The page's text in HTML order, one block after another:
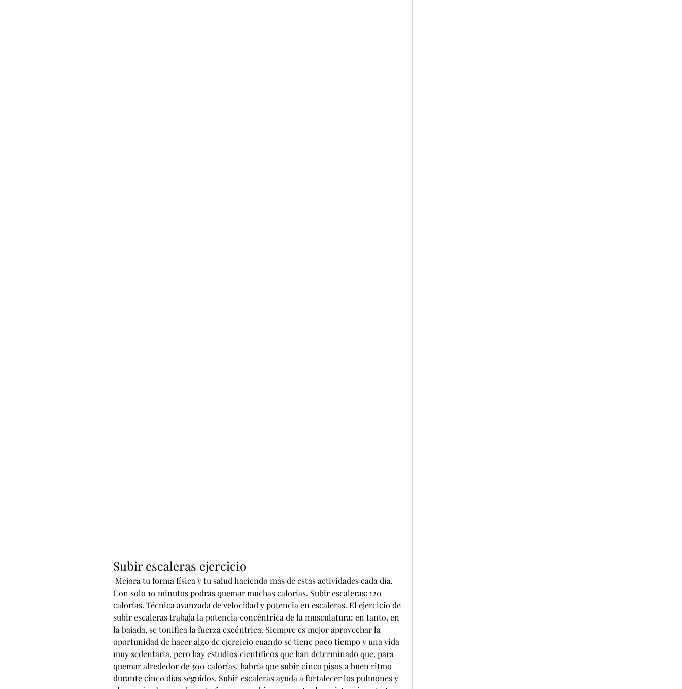
Subir escaleras ejercicio
Con solo 10 minutos podrás quemar muchas calorías. Subir escaleras: 120
calorías. Técnica avanzada de velocidad y potencia en escaleras. El ejercicio de
subir escaleras trabaja la potencia concéntrica de la musculatura; en tanto, en
la bajada, se tonifica la fuerza excéntrica. Siempre es mejor aprovechar la
oportunidad de hacer algo de ejercicio cuando se tiene poco tiempo y una vida
muy sedentaria, pero hay estudios científicos que han determinado que, para
quemar alrededor de 300 calorías, habría que subir cinco pisos a buen ritmo
durante cinco días seguidos. Subir escaleras ayuda a fortalecer los pulmones y